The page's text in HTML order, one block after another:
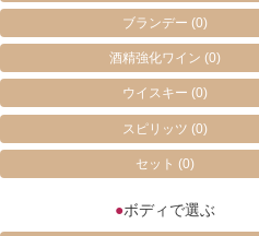
ブランデー(0)
酒精強化ワイン(0)
ウイスキー(0)
スピリッツ(0)
セット(0)
●ボディで選ぶ